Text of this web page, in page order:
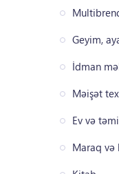
Geyim,
İdman
Məişət
Ev və
Maraq və